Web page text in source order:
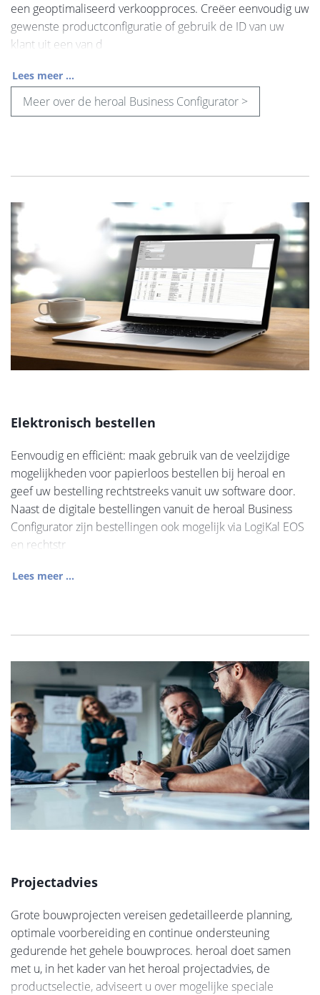
een geoptimaliseerd verkoopproces. Creëer eenvoudig uw
gewenste productconfiguratie of gebruik de ID van uw
klant uit een van d
Lees meer ...
Meer over de heroal Business Configurator >
Elektronisch bestellen
Eenvoudig en efficiënt: maak gebruik van de veelzijdige
mogelijkheden voor papierloos bestellen bij heroal en
geef uw bestelling rechtstreeks vanuit uw software door.
Naast de digitale bestellingen vanuit de heroal Business
Configurator zijn bestellingen ook mogelijk via LogiKal EOS
en rechtstr
Lees meer ...
Projectadvies
Grote bouwprojecten vereisen gedetailleerde planning,
optimale voorbereiding en continue ondersteuning
gedurende het gehele bouwproces. heroal doet samen
met u, in het kader van het heroal projectadvies, de
productselectie, adviseert u over mogelijke speciale